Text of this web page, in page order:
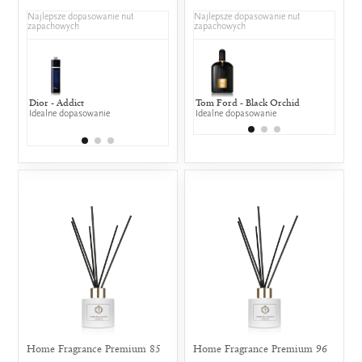
Najlepsze dopasowanie nut
zapachowych
Dior - Addict
Idealne dopasowanie
Yves Saint Laurent - Black
Opium Nuit Blanche 2016
25% wspólnych nut zapachowych
Najlepsze dopasowanie nut
zapachowych
Tom Ford - Black Orchid
Idealne dopasowanie
Home Fragrance Premium 85 Home Fragrance Premium 96